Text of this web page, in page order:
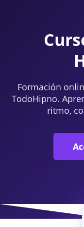
Formación
TodoHipno.
ritmo,